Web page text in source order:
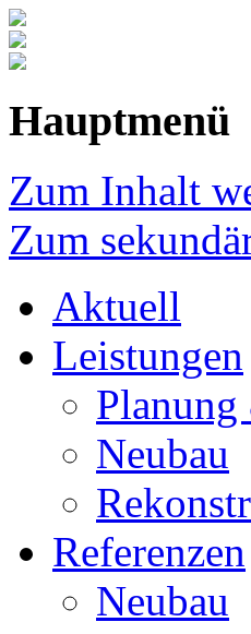
Hauptmenü
Zum Inhalt
Zum
Aktuell
Leistungen
Neubau
Referenzen
Neubau